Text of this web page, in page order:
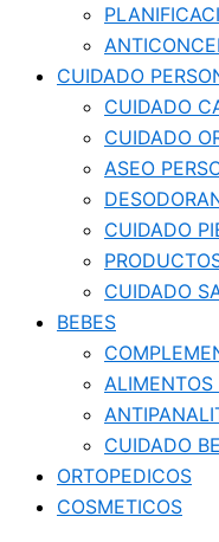
CUIDADO
CUIDADO
CUIDADO
ASEO
CUIDADO
CUIDADO
BEBES
CUIDADO
ORTOPEDICOS
COSMETICOS